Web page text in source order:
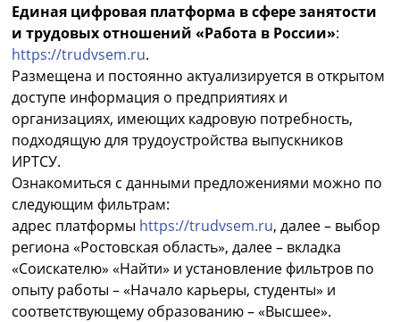
Единая цифровая платформа в сфере занятости
и трудовых отношений «Работа в России»:
https://trudvsem.ru.
Размещена и постоянно актуализируется в открытом
доступе информация о предприятиях и
организациях, имеющих кадровую потребность,
подходящую для трудоустройства выпускников
ИРТСУ.
Ознакомиться с данными предложениями можно по
следующим фильтрам:
адрес платформы https://trudvsem.ru, далее – выбор
региона «Ростовская область», далее – вкладка
«Соискателю» «Найти» и установление фильтров по
опыту работы – «Начало карьеры, студенты» и
соответствующему образованию – «Высшее».